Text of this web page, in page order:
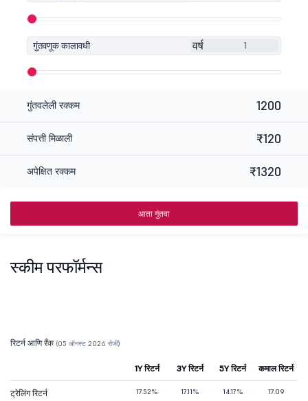
गुंतवणूक कालावधी वर्ष
गुंतवलेली रक्कम 1200
संपत्ती मिळाली ₹120
अपेक्षित रक्कम ₹1320
आता गुंतवा
स्कीम परफॉर्मन्स
रिटर्न आणि रँक (05 ऑगस्ट 2026 रोजी)
1Y रिटर्न 3Y रिटर्न 5Y रिटर्न कमाल रिटर्न
ट्रेलिंग रिटर्न 17.52% 17.11% 14.17% 17.09